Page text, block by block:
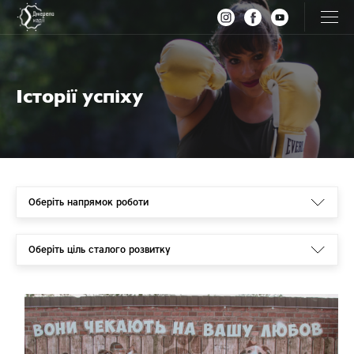
Dzherelo nadii
Новини та події
Історії успіху
вул. Стеценка 48, м.Вінниця, Україна, 21009.
Історії успіху
Оберіть напрямок роботи
Протидія домашньому насильству
Допомога вразливим категоріям населення
Оберіть ціль сталого розвитку
Подолання бідності
Подолання голоду, розвиток сільського господарства